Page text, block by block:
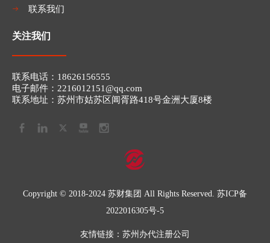
联系我们
关注我们
联系电话：​​18626156555
电子邮件：2216012151@qq.com​​​​​​​
联系地址：苏州市姑苏区阊胥路418号金洲大厦8楼
Copyright © 2018-2024 苏财集团 All Rights Reserved. 苏ICP备
2022016305号-5
友情链接： 苏州办代注册公司